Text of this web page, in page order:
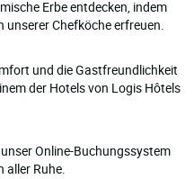
Erbe entdecken, indem
unserer Chefköche erfreuen.
und die Gastfreundlichkeit
der Hotels von Logis Hôtels
Online-Buchungssystem
aller Ruhe.